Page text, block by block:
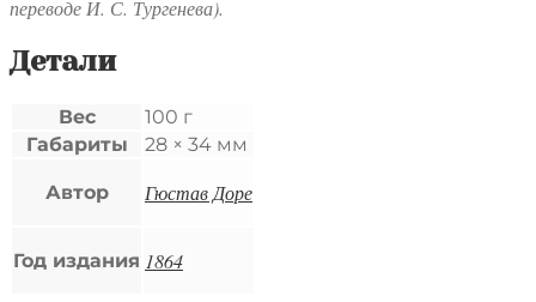
переводе И. С. Тургенева).
Детали
Вес
100 г
Габариты
28 × 34 мм
Автор Гюстав Доре
Год издания 1864